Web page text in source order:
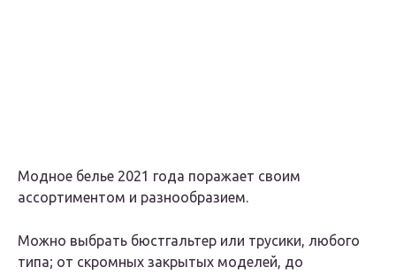
Модное белье 2021 года поражает своим
ассортиментом и разнообразием.
Можно выбрать бюстгальтер или трусики, любого
типа; от скромных закрытых моделей, до